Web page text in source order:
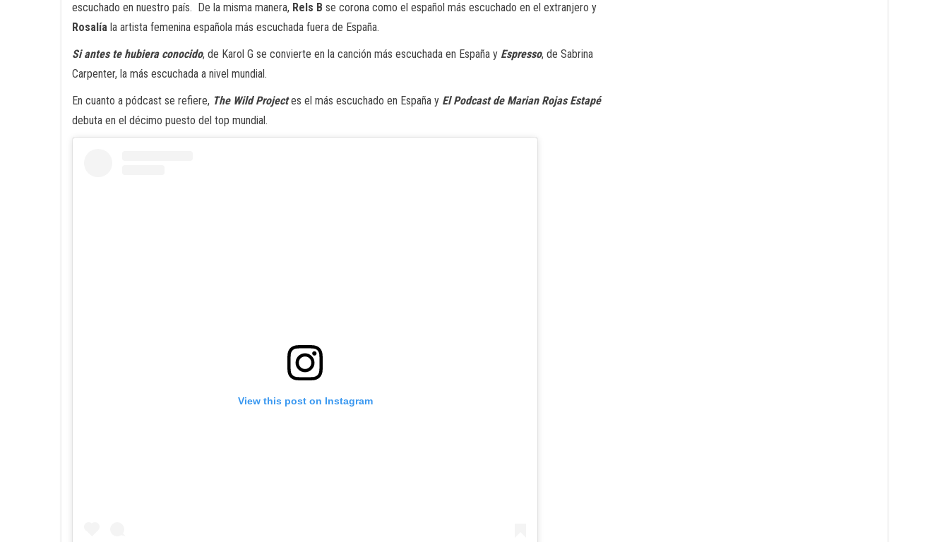
escuchado en nuestro país. De la misma manera, Rels B se corona como el español más escuchado en el extranjero y
Rosalía la artista femenina española más escuchada fuera de España.
Si antes te hubiera conocido, de Karol G se convierte en la canción más escuchada en España y Espresso, de Sabrina
Carpenter, la más escuchada a nivel mundial.
En cuanto a pódcast se refiere, The Wild Projectes el más escuchado en España y El Podcast de Marian Rojas Estapé
debuta en el décimo puesto del top mundial.
View this post on Instagram